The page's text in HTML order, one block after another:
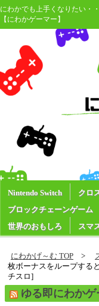
にわかでも上手くなりたい・
【にわかゲーマー】
Nintendo Switch クロ
ブロックチェーンゲーム
世界のおもしろ
スマ
にわかげ～む TOP
枚ボーナスをループする
チスロ]
ゆる即にわか